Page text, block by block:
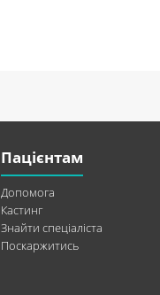
Пацієнтам
Допомога
Кастинг
Знайти спеціаліста
Поскаржитись